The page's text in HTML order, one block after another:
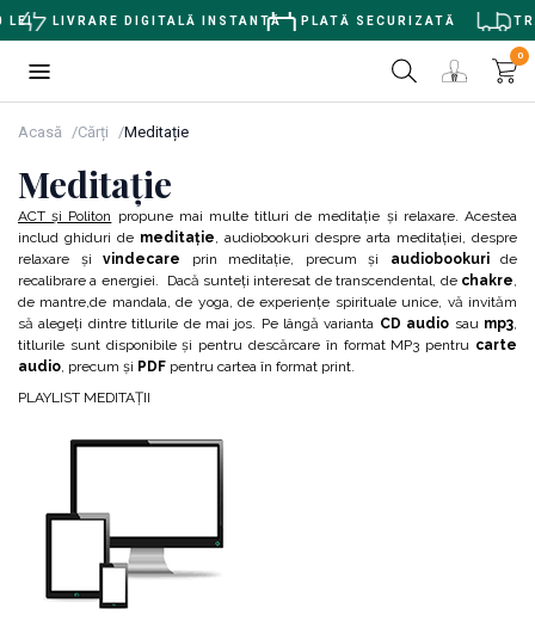
LIVRARE DIGITALĂ INSTANTĂ PLATĂ SECURIZATĂ
0
Acasă Cărți Meditație
Meditație
ACT şi Politon propune mai multe titluri de meditaţie şi relaxare. Acestea
includ ghiduri de meditaţie, audiobookuri despre arta meditaţiei, despre
relaxare şi vindecare prin meditaţie, precum şi audiobookuri de
recalibrare a energiei. Dacă sunteţi interesat de transcendental, de chakre,
de mantre,de mandala, de yoga, de experienţe spirituale unice, vă invităm
să alegeţi dintre titlurile de mai jos. Pe lângă varianta CD audio sau mp3,
titlurile sunt disponibile şi pentru descărcare în format MP3 pentru carte
audio, precum şi PDF pentru cartea în format print.
PLAYLIST MEDITAȚII